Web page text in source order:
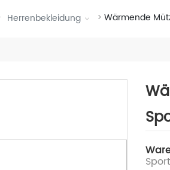
Herrenbekleidung Wärmende